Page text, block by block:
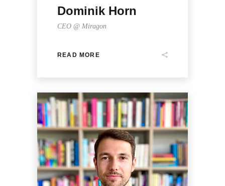
Dominik Horn
CEO @ Miragon
READ MORE